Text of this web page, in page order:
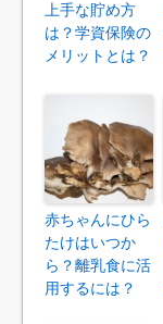
上手な貯め方
は？学資保険の
メリットとは？
赤ちゃんにひら
たけはいつか
ら？離乳食に活
用するには？